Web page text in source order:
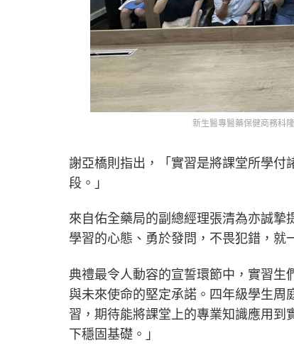
新生醫專醫藥保健商務科
謝亞橋則指出，「實習是將課堂所學
段。」
來自佑全藥局的副總經理張清為亦誠
學習的心態、勇於發問，不畏犯錯，就
典禮最令人動容的宣誓環節中，實習
與未來使命的堅定承諾。四年級學生
習，期待能將課堂上的專業知識應用
下穩固基礎。」